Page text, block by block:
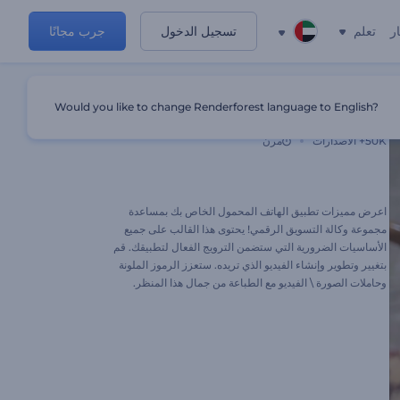
تعلم تسجيل الدخول جرب مجانًا
50K+ الاصدارات مرن
اعرض مميزات تطبيق الهاتف المحمول الخاص بك بمساعدة
مجموعة وكالة التسويق الرقمي! يحتوى هذا القالب على جميع
الأساسيات الضرورية التي ستضمن الترويج الفعال لتطبيقك. قم
بتغيير وتطوير وإنشاء الفيديو الذي تريده. ستعزز الرموز الملونة
وحاملات الصورة \ الفيديو مع الطباعة من جمال هذا المنظر.
Would you like to change Renderforest language to English?